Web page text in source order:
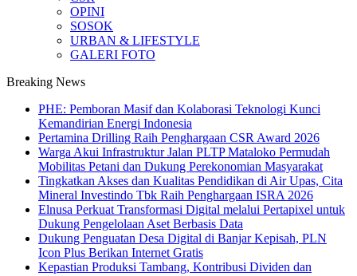
OPINI
SOSOK
URBAN & LIFESTYLE
GALERI FOTO
Breaking News
PHE: Pemboran Masif dan Kolaborasi Teknologi Kunci
Kemandirian Energi Indonesia
Pertamina Drilling Raih Penghargaan CSR Award 2026
Warga Akui Infrastruktur Jalan PLTP Mataloko Permudah
Mobilitas Petani dan Dukung Perekonomian Masyarakat
Tingkatkan Akses dan Kualitas Pendidikan di Air Upas, Cita
Mineral Investindo Tbk Raih Penghargaan ISRA 2026
Elnusa Perkuat Transformasi Digital melalui Pertapixel untuk
Dukung Pengelolaan Aset Berbasis Data
Dukung Penguatan Desa Digital di Banjar Kepisah, PLN
Icon Plus Berikan Internet Gratis
Kepastian Produksi Tambang, Kontribusi Dividen dan